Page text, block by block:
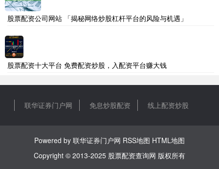
股票配资公司网站 「揭秘网络炒股杠杆平台的风险与机遇」
股票配资十大平台 免费配资炒股，入配资平台赚大钱
联华证券门户网 免息炒股配资 线上配资炒股
Powered by 联华证券门户网 RSS地图 HTML地图
Copyright © 2013-2025 股票配资查询网 版权所有